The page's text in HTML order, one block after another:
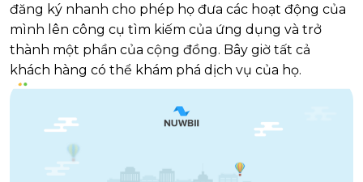
đăng ký nhanh cho phép họ đưa các hoạt động của
mình lên công cụ tìm kiếm của ứng dụng và trở
thành một phần của cộng đồng. Bây giờ tất cả
khách hàng có thể khám phá dịch vụ của họ.